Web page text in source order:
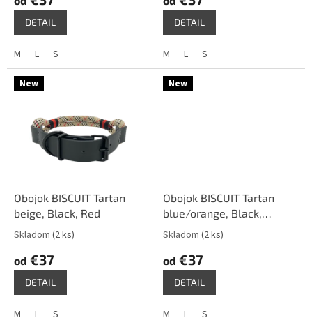
DETAIL
M L S
DETAIL
M L S
New
Obojok BISCUIT Tartan
beige, Black, Red
Skladom (2 ks)
od €37
DETAIL
M L S
New
Obojok BISCUIT Tartan
blue/orange, Black,
Orange
Skladom (2 ks)
od €37
DETAIL
M L S